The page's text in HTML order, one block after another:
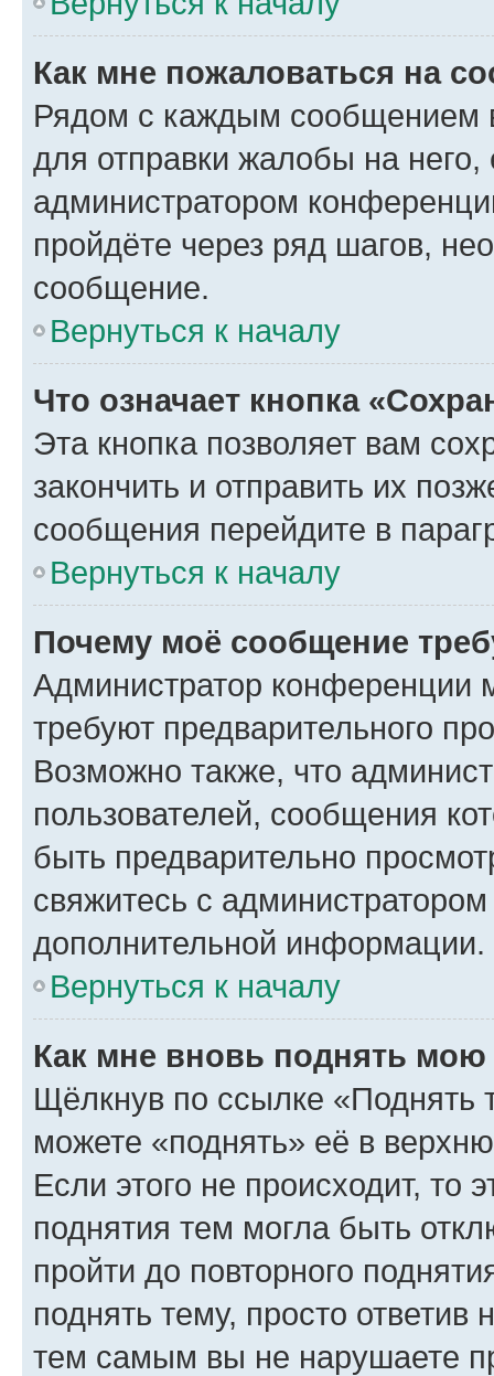
Как мне пожаловаться на
Рядом с каждым сообщением
для отправки жалобы на
администратором
пройдёте через ряд шагов,
сообщение.
Вернуться к началу
Что означает кнопка
Эта кнопка позволяет вам
закончить и отправить их
сообщения перейдите в
Вернуться к началу
Почему моё сообщение
Администратор конференции
требуют предварительного
Возможно также, что
пользователей, сообщения
быть предварительно
свяжитесь с
дополнительной информации.
Вернуться к началу
Как мне вновь поднять мою
Щёлкнув по ссылке «Поднять
можете «поднять» её в
Если этого не происходит, то
поднятия тем могла быть
пройти до повторного
поднять тему, просто ответив
тем самым вы не нарушаете